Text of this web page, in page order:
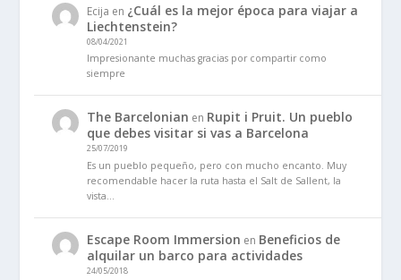
Ecija en ¿Cuál es la mejor época para viajar a
Liechtenstein?
08/04/2021
Impresionante muchas gracias por compartir como
siempre
The Barcelonian en Rupit i Pruit. Un pueblo
que debes visitar si vas a Barcelona
25/07/2019
Es un pueblo pequeño, pero con mucho encanto. Muy
recomendable hacer la ruta hasta el Salt de Sallent, la
vista…
Escape Room Immersion en Beneficios de
alquilar un barco para actividades
24/05/2018